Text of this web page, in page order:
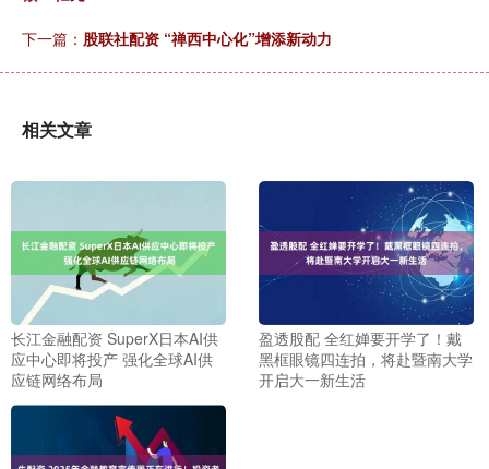
下一篇： 股联社配资 “禅西中心化”增添新动力
相关文章
长江金融配资 SuperX日本AI供
应中心即将投产 强化全球AI供
应链网络布局
盈透股配 全红婵要开学了！戴
黑框眼镜四连拍，将赴暨南大学
开启大一新生活